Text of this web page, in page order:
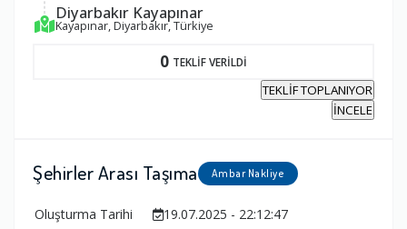
Diyarbakır Kayapınar
Kayapınar, Diyarbakır, Türkiye
0 TEKLİF VERİLDİ
TEKLİF TOPLANIYOR
İNCELE
Şehirler Arası Taşıma Ambar Nakliye
Oluşturma Tarihi
19.07.2025 - 22:12:47